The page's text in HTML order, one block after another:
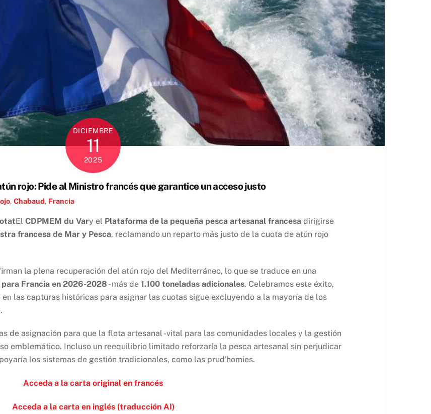
DICIEMBRE
11
2025
rojo: Pide al Ministro francés que garantice un acceso justo
, Chabaud, Francia
ElCDPMEM du Vary el Plataforma de la pequeña pesca artesanal francesa dirigirse
francesa de Mar y Pesca, reclamando un reparto más justo de la cuota de atún rojo
la plena recuperación del atún rojo del Mediterráneo, lo que se traduce en una
Francia en 2026-2028 - más de1.100 toneladas adicionales. Celebramos este éxito,
las capturas históricas para asignar las cuotas sigue excluyendo a la mayoría de los
de asignación para que la flota artesanal -vital para las comunidades locales y la gestión
emblemático. Incluso un reequilibrio limitado reforzaría la pesca artesanal sin perjudicar
los sistemas de gestión tradicionales, como las prud'homies.
Acceda a la carta original en francés
Acceda a la carta en inglés (traducción AI)